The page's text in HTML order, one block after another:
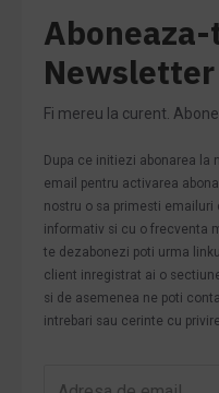
Newsletter
Fi mereu la curent.
Dupa ce initiezi abonarea la
email pentru activarea
nostru o sa primesti
informativ si cu o frecventa
te dezabonezi poti urma
client inregistrat ai o
si de asemenea ne poti
intrebari sau cerinte cu